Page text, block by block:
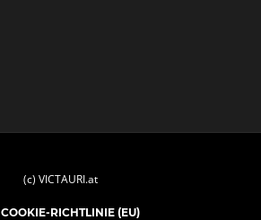
(c) VICTAURI.at
COOKIE-RICHTLINIE (EU)